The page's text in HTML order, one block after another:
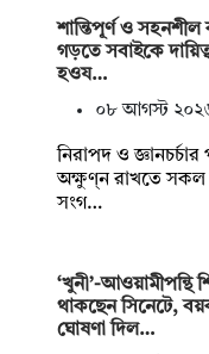
শান্তিপূর্ণ ও সহনশীল
গড়তে সবাইকে
হওয…
০৮ আগস্ট
নিরাপদ ও
অক্ষুণ্ন রাখতে সকল
সংগ…
‘খুনী’-আওয়ামীপন্থি
থাকছেন সিনেটে,
ঘোষণা দিল…